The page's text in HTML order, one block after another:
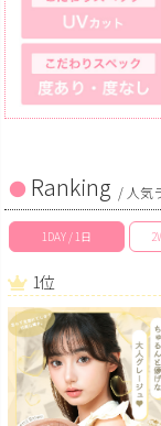
Ranking / 人気
1DAY / 1日
1位